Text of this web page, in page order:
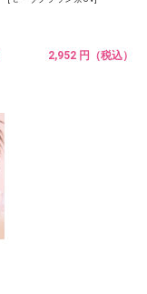
2,952 円（税込）